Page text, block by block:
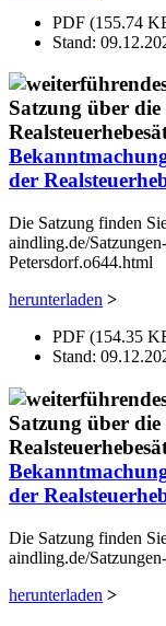
PDF (155.74
Stand:
der
Die Satzung finden
aindling.de/
Petersdorf.o644.html
herunterladen >
PDF (154.35
Stand:
der
Die Satzung finden
aindling.de/
herunterladen >